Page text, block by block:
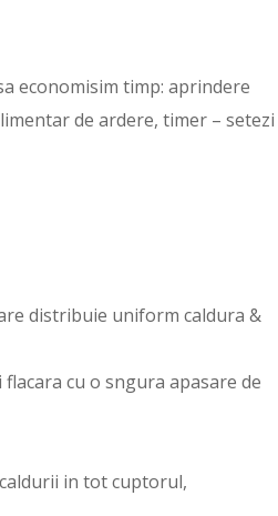
economisim timp: aprindere
de ardere, timer – setezi
distribuie uniform caldura &
cu o sngura apasare de
in tot cuptorul,